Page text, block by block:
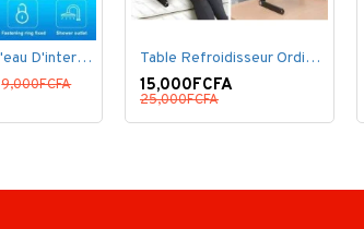
Purification D'eau D'interface De Filtre De Robinet
9,000FCFA
Table Refroidisseur Ordinateur Portable
15,000FCFA
25,000FCFA